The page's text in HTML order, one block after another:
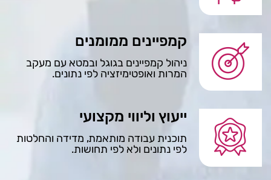
קמפיינים ממומנים
ניהול קמפיינים בגוגל ובמטא עם מעקב
המרות ואופטימיזציה לפי נתונים.
ייעוץ וליווי מקצועי
תוכנית עבודה מותאמת, מדידה והחלטות
לפי נתונים ולא לפי תחושות.